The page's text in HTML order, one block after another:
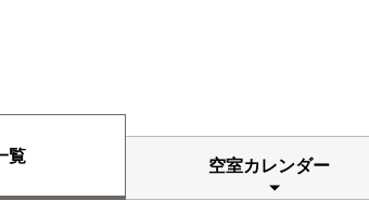
覧 空室カレンダー